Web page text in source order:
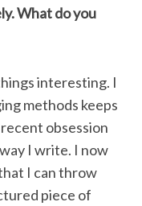
What do you
interesting. I
methods keeps
obsession
I write. I now
I can throw
piece of